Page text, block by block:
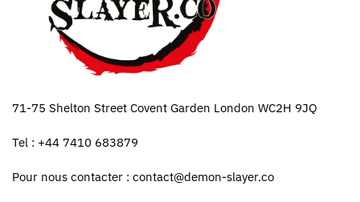
71-75 Shelton Street Covent Garden London WC2H 9JQ
Tel : +44 7410 683879
Pour nous contacter : contact@demon-slayer.co